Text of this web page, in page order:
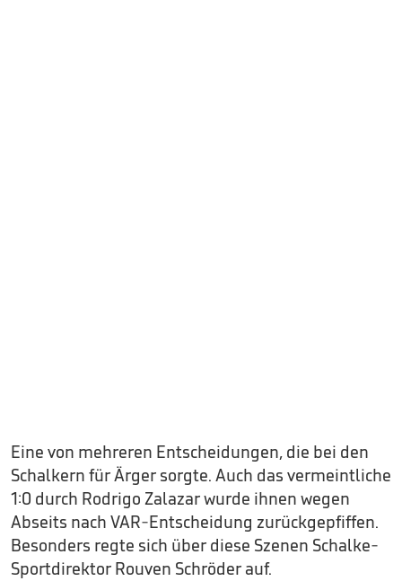
Eine von mehreren Entscheidungen, die bei den
Schalkern für Ärger sorgte. Auch das vermeintliche
1:0 durch Rodrigo Zalazar wurde ihnen wegen
Abseits nach VAR-Entscheidung zurückgepfiffen.
Besonders regte sich über diese Szenen Schalke-
Sportdirektor Rouven Schröder auf.